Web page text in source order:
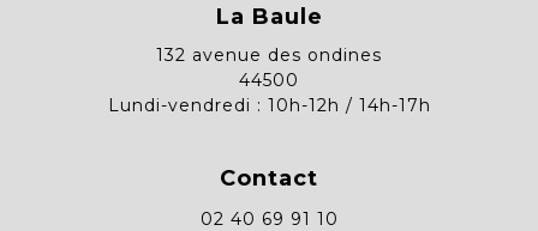
La Baule
132 avenue des ondines
44500
Lundi-vendredi : 10h-12h / 14h-17h
Contact
02 40 69 91 10